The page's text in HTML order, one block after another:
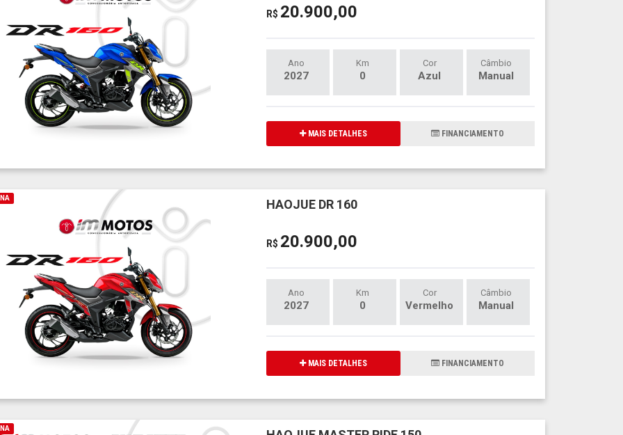
R$ 20.900,00
Ano
2027
Km
0
Cor
Azul
Câmbio
Manual
MAIS DETALHES FINANCIAMENTO
HAOJUE DR 160
R$ 20.900,00
Ano
2027
Km
0
Cor
Vermelho
Câmbio
Manual
MAIS DETALHES FINANCIAMENTO